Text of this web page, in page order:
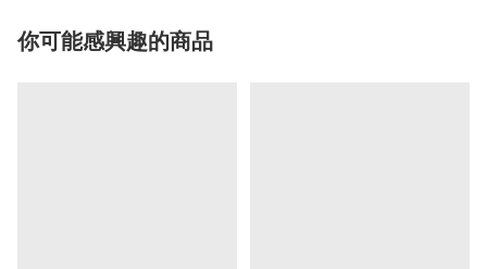
你可能感興趣的商品